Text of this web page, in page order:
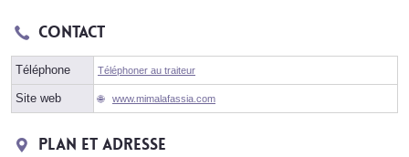
Contact
Téléphone Téléphoner au traiteur
Site web www.mimalafassia.com
Plan et adresse